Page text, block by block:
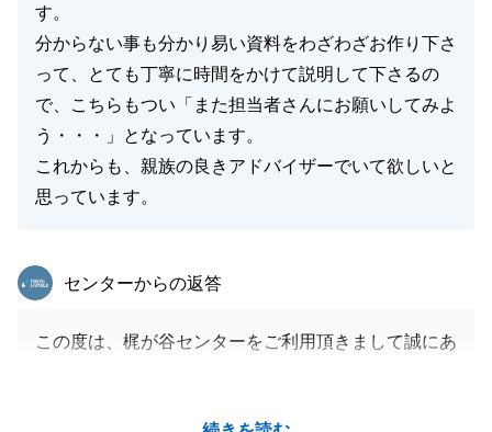
す。
分からない事も分かり易い資料をわざわざお作り下さ
って、とても丁寧に時間をかけて説明して下さるの
で、こちらもつい「また担当者さんにお願いしてみよ
う・・・」となっています。
これからも、親族の良きアドバイザーでいて欲しいと
思っています。
東急リバブル
センターからの返答
この度は、梶が谷センターをご利用頂きまして誠にあ